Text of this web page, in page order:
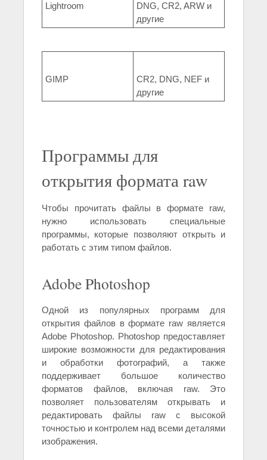
Lightroom
DNG, CR2, ARW и
другие
GIMP
CR2, DNG, NEF и
другие
Программы для
открытия формата raw
Чтобы прочитать файлы в формате raw,
нужно использовать специальные
программы, которые позволяют открыть и
работать с этим типом файлов.
Adobe Photoshop
Одной из популярных программ для
открытия файлов в формате raw является
Adobe Photoshop. Photoshop предоставляет
широкие возможности для редактирования
и обработки фотографий, а также
поддерживает большое количество
форматов файлов, включая raw. Это
позволяет пользователям открывать и
редактировать файлы raw с высокой
точностью и контролем над всеми деталями
изображения.